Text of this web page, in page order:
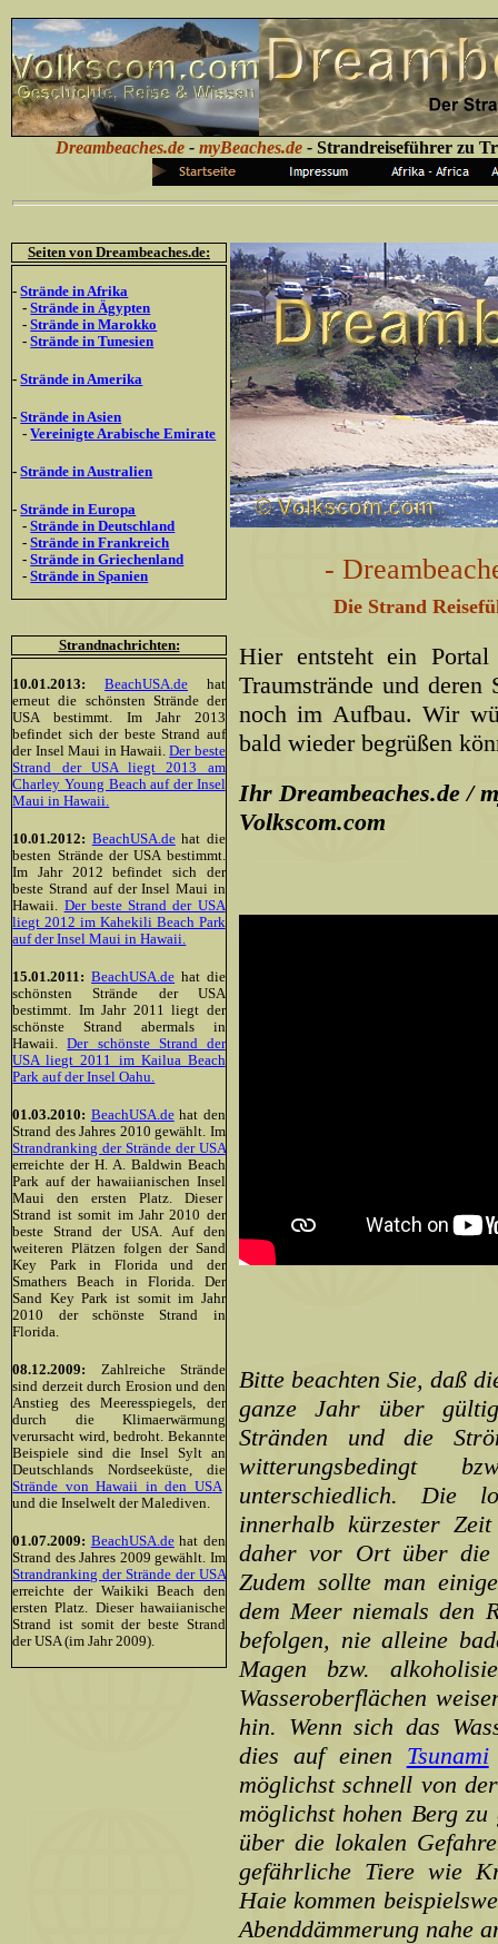
Dreambeaches.de - myBeaches.de - Strandreiseführer zu
Seiten von Dreambeaches.de:
-Strände in Afrika
-Strände in Ägypten
-Strände in Marokko
-Strände in Tunesien
-Strände in Amerika
-Strände in Asien
-Vereinigte Arabische Emirate
-Strände in Australien
-Strände in Europa
-Strände in Deutschland
-Strände in Frankreich
-Strände in Griechenland
-Strände in Spanien
Strandnachrichten:
10.01.2013: BeachUSA.de hat
erneut die schönsten Strände der
USA bestimmt. Im Jahr 2013
befindet sich der beste Strand auf
der Insel Maui in Hawaii.Der beste
Strand der USA liegt 2013 am
Charley Young Beach auf der Insel
Maui in Hawaii.
10.01.2012: BeachUSA.dehat die
besten Strände der USA bestimmt.
Im Jahr 2012 befindet sich der
beste Strand auf der Insel Maui in
Hawaii. Der beste Strand der USA
liegt 2012 im Kahekili Beach Park
auf der Insel Maui in Hawaii.
15.01.2011:BeachUSA.de hat die
schönsten Strände der USA
bestimmt. Im Jahr 2011 liegt der
schönste Strand abermals in
Hawaii.Der schönste Strand der
USA liegt 2011 im Kailua Beach
Park auf der Insel Oahu.
01.03.2010: BeachUSA.dehat den
Strand des Jahres 2010 gewählt. Im
Strandranking der Strände der USA
erreichte der H. A. Baldwin Beach
Park auf der hawaiianischen Insel
Maui den ersten Platz. Dieser
Strand ist somit im Jahr 2010 der
beste Strand der USA. Auf den
weiteren Plätzen folgen der Sand
Key Park in Florida und der
Smathers Beach in Florida. Der
Sand Key Park ist somit im Jahr
2010 der schönste Strand in
Florida.
08.12.2009: Zahlreiche Strände
sind derzeit durch Erosion und den
Anstieg des Meeresspiegels, der
durch die Klimaerwärmung
verursacht wird, bedroht. Bekannte
Beispiele sind die Insel Sylt an
Deutschlands Nordseeküste, die
Strände von Hawaii in den USA
und die Inselwelt der Malediven.
01.07.2009: BeachUSA.dehat den
Strand des Jahres 2009 gewählt. Im
Strandranking der Strände der USA
erreichte der Waikiki Beach den
ersten Platz. Dieser hawaiianische
Strand ist somit der beste Strand
der USA (im Jahr 2009).
-
Die Strand
Hier entsteht ein
Traumstrände und
noch im Aufbau. Wir
bald wieder begrüßen
Ihr Dreambeaches.de /
Volkscom.com
Bitte beachten Sie, daß
ganze Jahr über
Stränden und die
witterungsbedingt
unterschiedlich. Die
innerhalb kürzester
daher vor Ort über die
Zudem sollte man
dem Meer niemals den
befolgen, nie alleine
Magen bzw.
Wasseroberflächen
hin. Wenn sich das
dies auf einen Tsunami
möglichst schnell von
möglichst hohen Berg
über die lokalen
gefährliche Tiere wie
Haie kommen
Abenddämmerung nahe